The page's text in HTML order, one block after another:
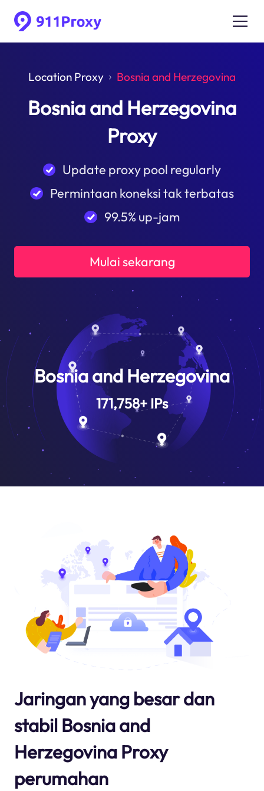
Location Proxy Bosnia and Herzegovina
Bosnia and Herzegovina
Proxy
Update proxy pool regularly
Permintaan koneksi tak terbatas
99.5% up-jam
Mulai sekarang
Bosnia and Herzegovina
171,758+ IPs
Jaringan yang besar dan
stabil Bosnia and
Herzegovina Proxy
perumahan